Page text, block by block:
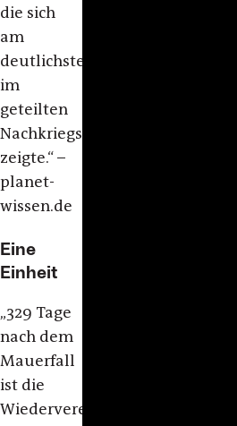
die sich
am
deutlichsten
im
geteilten
Nachkriegsdeutschland
zeigte.“ –
planet-
wissen.de
Eine
Einheit
„329 Tage
nach dem
Mauerfall
ist die
Wiedervereinigung